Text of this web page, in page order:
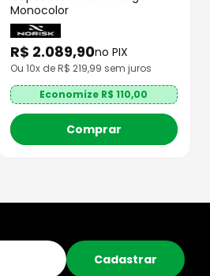
Monocolor
R$ 2.089,90no PIX
Ou 10x de R$ 219,99 sem juros
Economize R$110,00
Comprar
Cadastrar